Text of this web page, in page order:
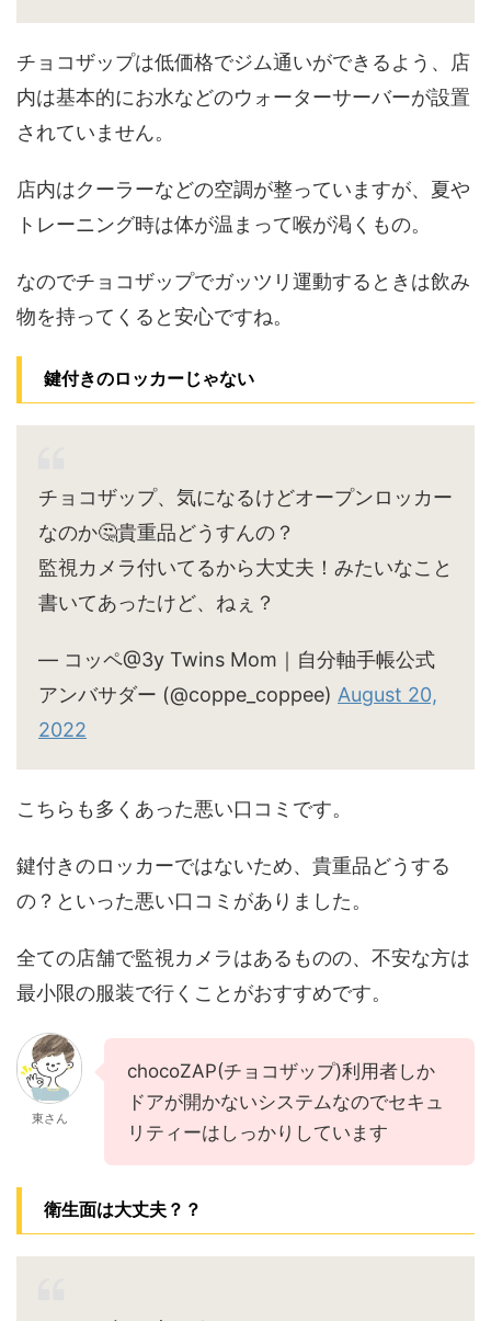
チョコザップは低価格でジム通いができるよう、店
内は基本的にお水などのウォーターサーバーが設置
されていません。
店内はクーラーなどの空調が整っていますが、夏や
トレーニング時は体が温まって喉が渇くもの。
なのでチョコザップでガッツリ運動するときは飲み
物を持ってくると安心ですね。
鍵付きのロッカーじゃない
チョコザップ、気になるけどオープンロッカー
なのか🤔貴重品どうすんの？
監視カメラ付いてるから大丈夫！みたいなこと
書いてあったけど、ねぇ？
— コッペ@3y Twins Mom｜自分軸手帳公式
アンバサダー (@coppe_coppee) August 20,
2022
こちらも多くあった悪い口コミです。
鍵付きのロッカーではないため、貴重品どうする
の？といった悪い口コミがありました。
全ての店舗で監視カメラはあるものの、不安な方は
最小限の服装で行くことがおすすめです。
東さん
chocoZAP(チョコザップ)利用者しか
ドアが開かないシステムなのでセキュ
リティーはしっかりしています
衛生面は大丈夫？？